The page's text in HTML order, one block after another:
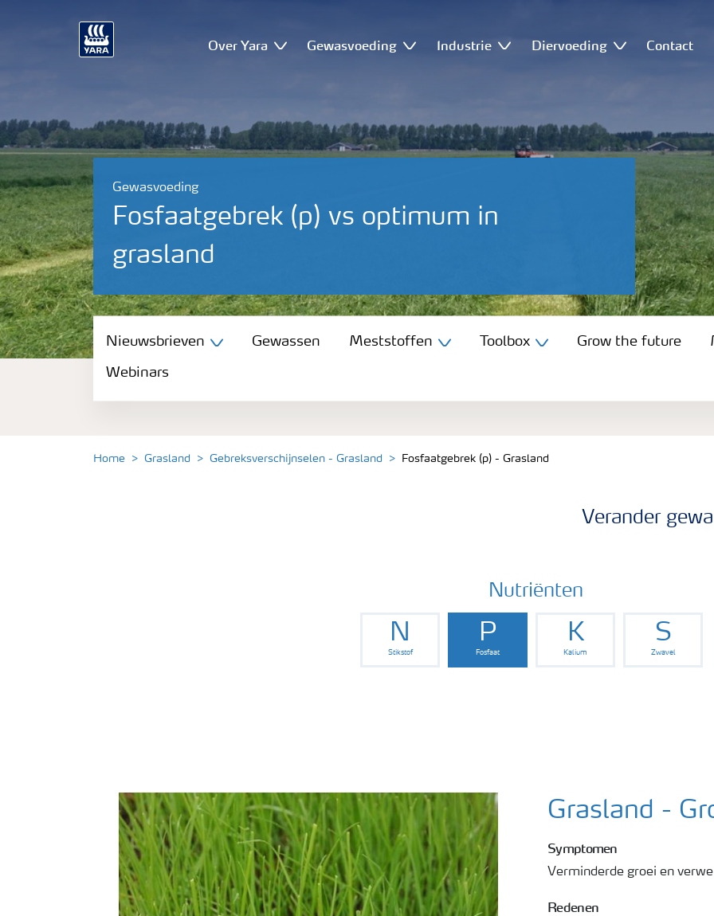
Over Yara Gewasvoeding Industrie Diervoeding Contact
Gewasvoeding
Fosfaatgebrek (p) vs optimum in
grasland
Nieuwsbrieven
Gewassen
Nieuwsbrieven Gewassen Meststoffen Toolbox Grow the future
Webinars
Home Grasland Gebreksverschijnselen - Grasland Fosfaatgebrek (p) - Grasland
Verander
Nutriënten
N
Stikstof
P
Fosfaat
K
Kalium
S
Zwavel
Grasland -
Symptomen
Verminderde groei en
Redenen